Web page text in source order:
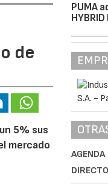
de
5% sus
mercado
PUMA
HYBRID
AGENDA